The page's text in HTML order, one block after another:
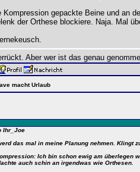
Kompression gepackte Beine und an
der Orthese blockiere. Naja. Mal
Aber wer ist das genau
macht Urlaub
Ihr_Joe
das mal in meine Planung nehmen. Klingt
Ich bin schon ewig am überlegen
auch schin an irgendwas wie Orthesen.